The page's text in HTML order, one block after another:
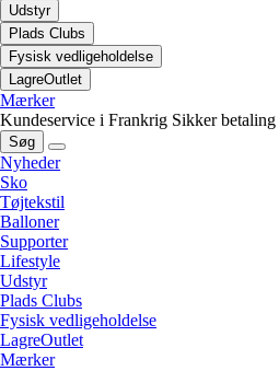
Udstyr
Plads Clubs
Fysisk vedligeholdelse
LagreOutlet
Mærker
Kundeservice i Frankrig Sikker betaling
Søg
Nyheder
Sko
Tøjtekstil
Balloner
Supporter
Lifestyle
Udstyr
Plads Clubs
Fysisk vedligeholdelse
LagreOutlet
Mærker